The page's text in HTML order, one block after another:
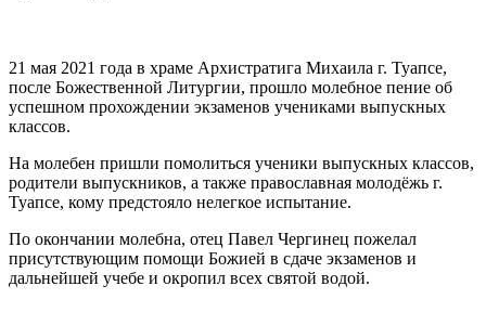
21 мая 2021 года в храме Архистратига Михаила г. Туапсе,
после Божественной Литургии, прошло молебное пение об
успешном прохождении экзаменов учениками выпускных
классов.
На молебен пришли помолиться ученики выпускных классов,
родители выпускников, а также православная молодёжь г.
Туапсе, кому предстояло нелегкое испытание.
По окончании молебна, отец Павел Чергинец пожелал
присутствующим помощи Божией в сдаче экзаменов и
дальнейшей учебе и окропил всех святой водой.